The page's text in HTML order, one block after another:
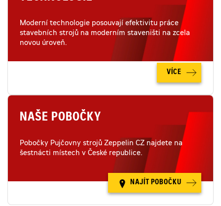
Moderní technologie posouvají efektivitu práce
stavebních strojů na moderním staveništi na zcela
novou úroveň.
VÍCE
NAŠE POBOČKY
Pobočky Pujčovny strojů Zeppelin CZ najdete na
šestnácti místech v České republice.
NAJÍT POBOČKU